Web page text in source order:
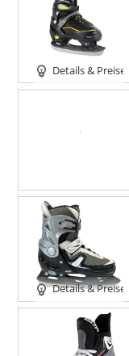
Details & Preise
Details & Preise